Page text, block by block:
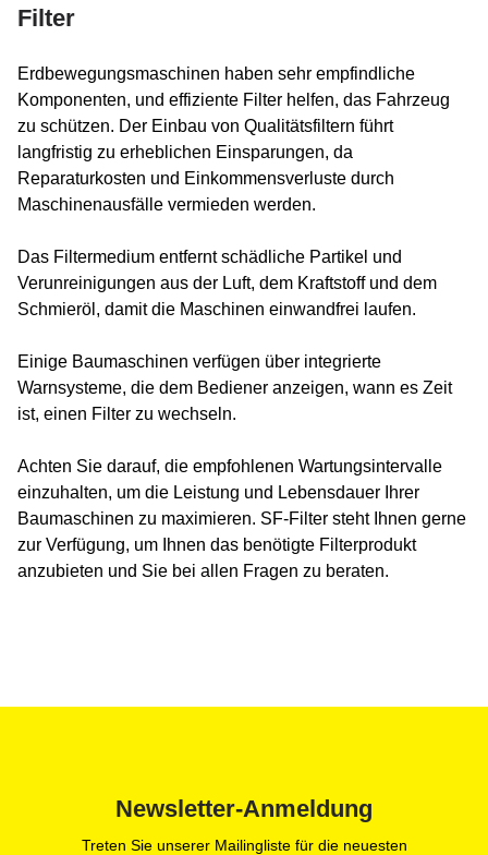
Filter
Erdbewegungsmaschinen haben sehr empfindliche
Komponenten, und effiziente Filter helfen, das Fahrzeug
zu schützen. Der Einbau von Qualitätsfiltern führt
langfristig zu erheblichen Einsparungen, da
Reparaturkosten und Einkommensverluste durch
Maschinenausfälle vermieden werden.
Das Filtermedium entfernt schädliche Partikel und
Verunreinigungen aus der Luft, dem Kraftstoff und dem
Schmieröl, damit die Maschinen einwandfrei laufen.
Einige Baumaschinen verfügen über integrierte
Warnsysteme, die dem Bediener anzeigen, wann es Zeit
ist, einen Filter zu wechseln.
Achten Sie darauf, die empfohlenen Wartungsintervalle
einzuhalten, um die Leistung und Lebensdauer Ihrer
Baumaschinen zu maximieren. SF-Filter steht Ihnen gerne
zur Verfügung, um Ihnen das benötigte Filterprodukt
anzubieten und Sie bei allen Fragen zu beraten.
Newsletter-Anmeldung
Treten Sie unserer Mailingliste für die neuesten